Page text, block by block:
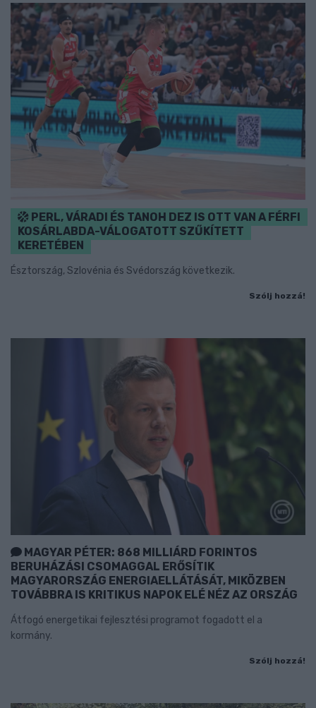
PERL, VÁRADI ÉS TANOH DEZ IS OTT VAN A FÉRFI
KOSÁRLABDA-VÁLOGATOTT SZŰKÍTETT
KERETÉBEN
Észtország, Szlovénia és Svédország következik.
Szólj hozzá!
MAGYAR PÉTER: 868 MILLIÁRD FORINTOS
BERUHÁZÁSI CSOMAGGAL ERŐSÍTIK
MAGYARORSZÁG ENERGIAELLÁTÁSÁT, MIKÖZBEN
TOVÁBBRA IS KRITIKUS NAPOK ELÉ NÉZ AZ ORSZÁG
Átfogó energetikai fejlesztési programot fogadott el a
kormány.
Szólj hozzá!